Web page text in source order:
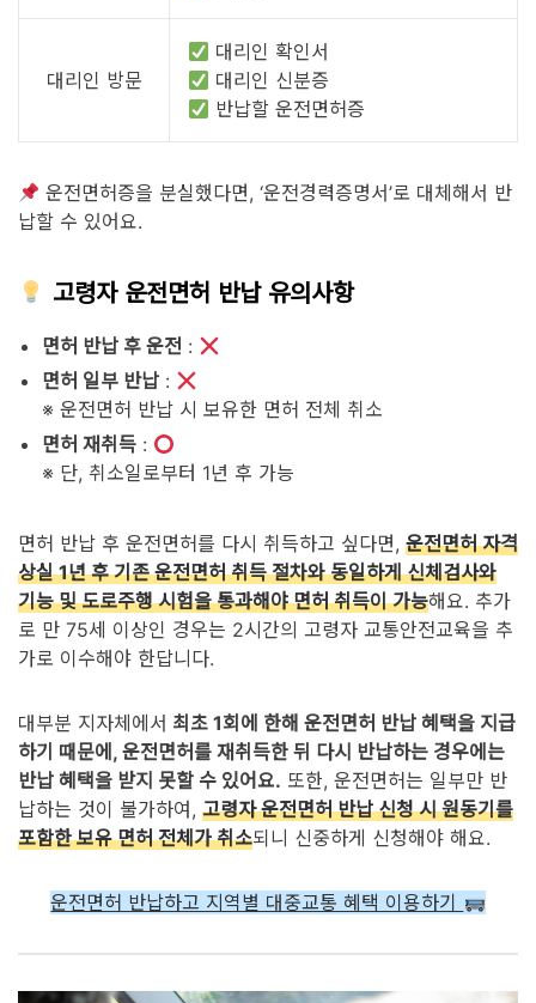
대리인 방문
대리인 확인서
대리인 신분증
반납할 운전면허증
운전면허증을 분실했다면, ‘운전경력증명서’로 대체해서 반
납할 수 있어요.
고령자 운전면허 반납 유의사항
면허 반납 후 운전 :
면허 일부 반납 :
※ 운전면허 반납 시 보유한 면허 전체 취소
면허 재취득 :
※ 단, 취소일로부터 1년 후 가능
면허 반납 후 운전면허를 다시 취득하고 싶다면, 운전면허 자격
상실 1년 후 기존 운전면허 취득 절차와 동일하게 신체검사와
기능 및 도로주행 시험을 통과해야 면허 취득이 가능해요. 추가
로 만 75세 이상인 경우는 2시간의 고령자 교통안전교육을 추
가로 이수해야 한답니다.
대부분 지자체에서 최초 1회에 한해 운전면허 반납 혜택을 지급
하기 때문에, 운전면허를 재취득한 뒤 다시 반납하는 경우에는
반납 혜택을 받지 못할 수 있어요. 또한, 운전면허는 일부만 반
납하는 것이 불가하여, 고령자 운전면허 반납 신청 시 원동기를
포함한 보유 면허 전체가 취소되니 신중하게 신청해야 해요.
운전면허 반납하고 지역별 대중교통 혜택 이용하기